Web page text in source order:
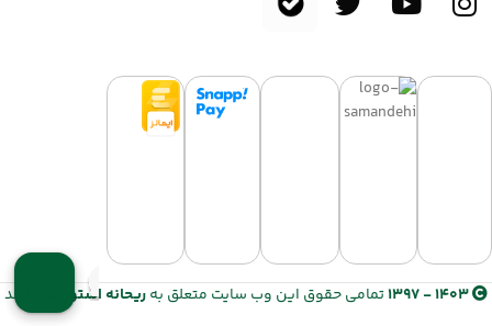
1403 - 1397 تمامی حقوق این وب سایت متعلق بهریحانه استور می باشد